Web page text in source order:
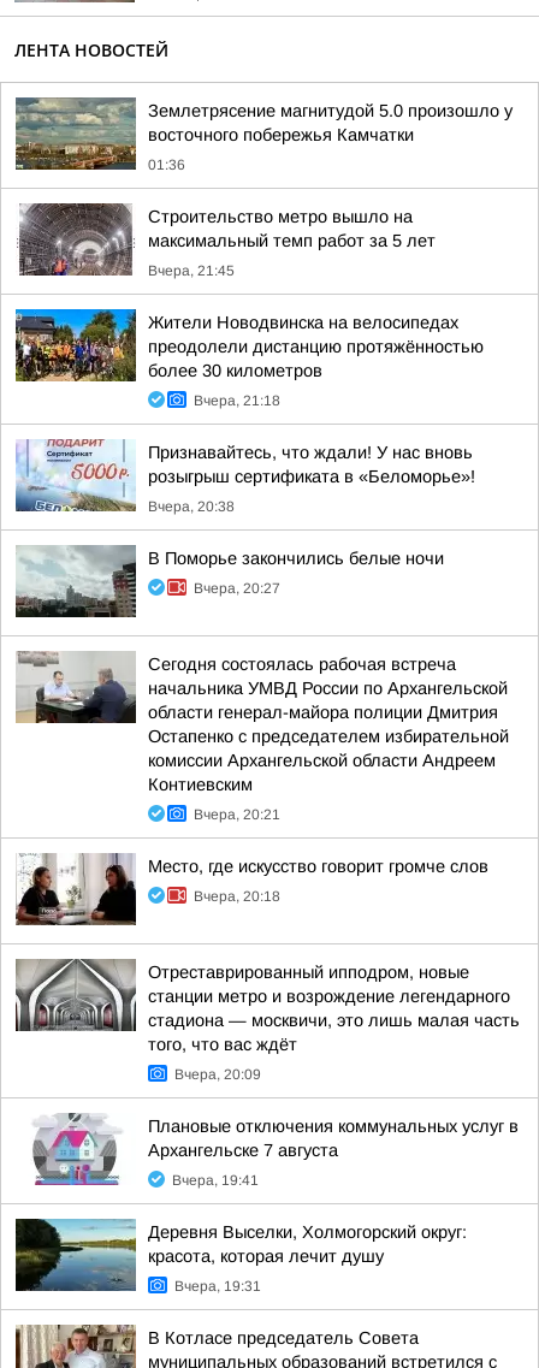
ЛЕНТА НОВОСТЕЙ
Землетрясение магнитудой 5.0 произошло у
восточного побережья Камчатки
01:36
Строительство метро вышло на
максимальный темп работ за 5 лет
Вчера, 21:45
Жители Новодвинска на велосипедах
преодолели дистанцию протяжённостью
более 30 километров
Вчера, 21:18
Признавайтесь, что ждали! У нас вновь
розыгрыш сертификата в «Беломорье»!
Вчера, 20:38
В Поморье закончились белые ночи
Вчера, 20:27
Сегодня состоялась рабочая встреча
начальника УМВД России по Архангельской
области генерал-майора полиции Дмитрия
Остапенко с председателем избирательной
комиссии Архангельской области Андреем
Контиевским
Вчера, 20:21
Место, где искусство говорит громче слов
Вчера, 20:18
Отреставрированный ипподром, новые
станции метро и возрождение легендарного
стадиона — москвичи, это лишь малая часть
того, что вас ждёт
Вчера, 20:09
Плановые отключения коммунальных услуг в
Архангельске 7 августа
Вчера, 19:41
Деревня Выселки, Холмогорский округ:
красота, которая лечит душу
Вчера, 19:31
В Котласе председатель Совета
муниципальных образований встретился с